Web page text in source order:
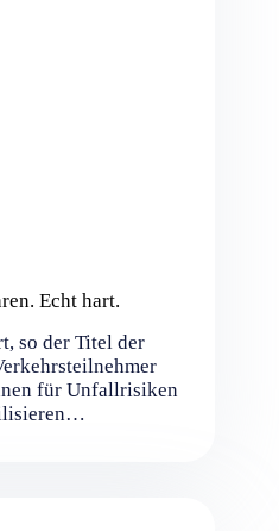
Echt hart.
so der Titel der
für Unfallrisiken